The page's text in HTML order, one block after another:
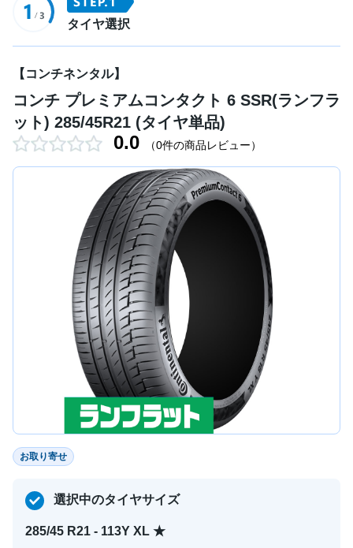
タイヤ選択
【コンチネンタル】
コンチ プレミアムコンタクト 6 SSR(ランフラ
ット) 285/45R21 (タイヤ単品)
0.0 （0件の商品レビュー）
お取り寄せ
選択中のタイヤサイズ
285/45 R21 - 113Y XL ★